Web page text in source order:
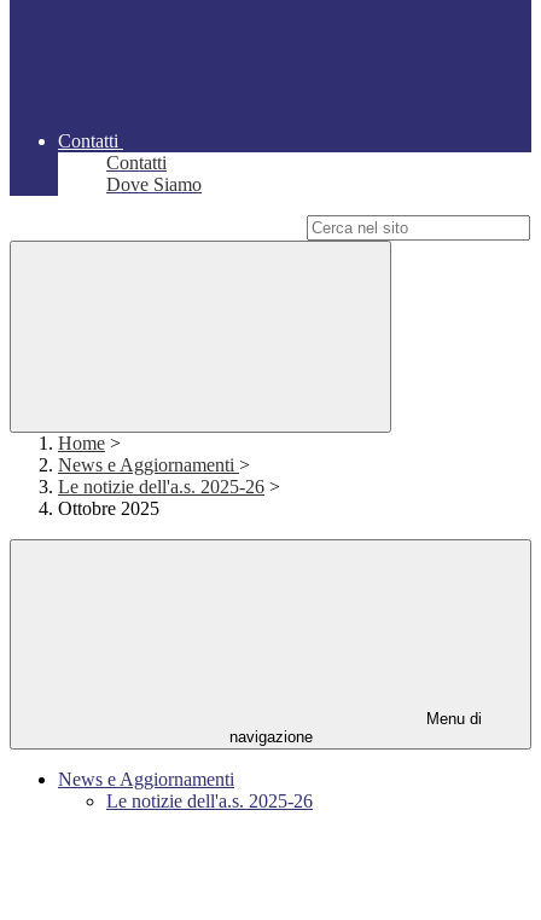
Contatti
Contatti
Dove Siamo
Home >
News e Aggiornamenti >
Le notizie dell'a.s. 2025-26 >
Ottobre 2025
Menu di
navigazione
News e Aggiornamenti
Le notizie dell'a.s. 2025-26